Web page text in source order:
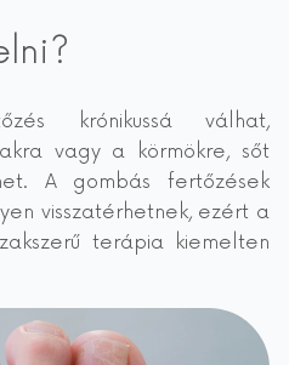
krónikussá válhat,
vagy a körmökre, sőt
A gombás fertőzések
visszatérhetnek, ezért a
terápia kiemelten